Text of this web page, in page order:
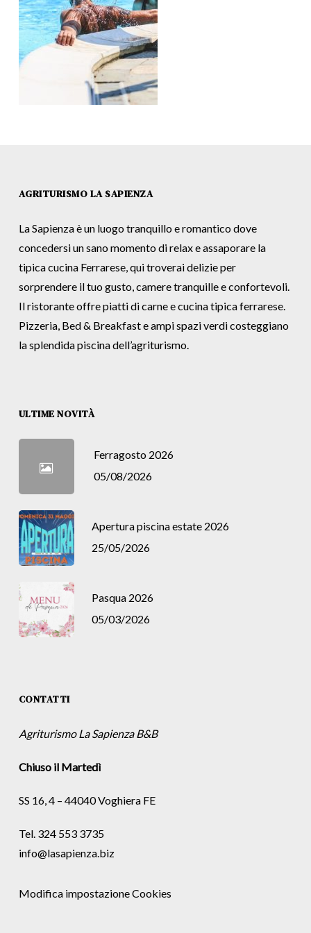
AGRITURISMO LA SAPIENZA
La Sapienza è un luogo tranquillo e romantico dove
concedersi un sano momento di relax e assaporare la
tipica cucina Ferrarese, qui troverai delizie per
sorprendere il tuo gusto, camere tranquille e confortevoli.
Il ristorante offre piatti di carne e cucina tipica ferrarese.
Pizzeria, Bed & Breakfast e ampi spazi verdi costeggiano
la splendida piscina dell’agriturismo.
ULTIME NOVITÀ
Ferragosto 2026
05/08/2026
Apertura piscina estate 2026
25/05/2026
Pasqua 2026
05/03/2026
CONTATTI
Agriturismo La Sapienza B&B
Chiuso il Martedì
SS 16, 4 – 44040 Voghiera FE
Tel. 324 553 3735
info@lasapienza.biz
Modifica impostazione Cookies